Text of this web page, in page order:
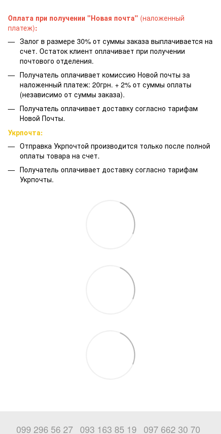
Оплата при получении "Новая почта" (наложенный
платеж):
Залог в размере 30% от суммы заказа выплачивается на
счет. Остаток клиент оплачивает при получении
почтового отделения.
Получатель оплачивает комиссию Новой почты за
наложенный платеж: 20грн. + 2% от суммы оплаты
(независимо от суммы заказа).
Получатель оплачивает доставку согласно тарифам
Новой Почты.
Укрпочта:
Отправка Укрпочтой производится только после полной
оплаты товара на счет.
Получатель оплачивает доставку согласно тарифам
Укрпочты.
099 296 56 27 093 163 85 19 097 662 30 70